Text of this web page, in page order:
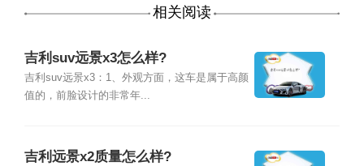
相关阅读
吉利suv远景x3怎么样?
吉利suv远景x3：1、外观方面，这车是属于高颜
值的，前脸设计的非常年...
吉利远景x2质量怎么样?